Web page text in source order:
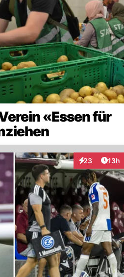
«Essen für
23
Interaktionen
13h